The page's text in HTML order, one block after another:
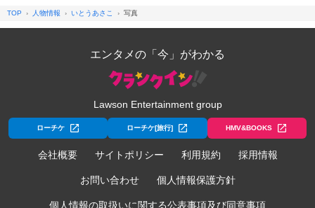
TOP 人物情報 いとうあさこ 写真
エンタメの「今」がわかる
Lawson Entertainment group
ローチケ ローチケ[旅行] HMV&BOOKS
会社概要 サイトポリシー 利用規約 採用情報
お問い合わせ 個人情報保護方針
個人情報の取扱いに関する公表事項及び同意事項